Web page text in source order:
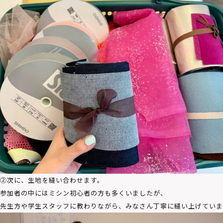
②次に、生地を縫い合わせます。
参加者の中にはミシン初心者の方も多くいましたが、
先生方や学生スタッフに教わりながら、みなさん丁寧に縫い上げてい